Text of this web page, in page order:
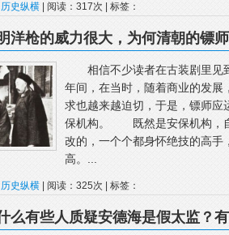
历史纵横 | 阅读：317次 | 标签：
洋枪的威力很大，为何清朝的镖
相信不少读者在古装剧里见
年间，在当时，随着商业的发
求也越来越迫切，于是，镖师
保机构。 既然是安保机构，
改的，一个个都身怀绝技的高
高。...
历史纵横 | 阅读：325次 | 标签：
么有些人质疑安德海是假太监？